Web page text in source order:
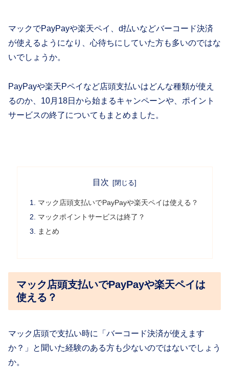
マックでPayPayや楽天ペイ、d払いなどバーコード決済
が使えるようになり、心待ちにしていた方も多いのではな
いでしょうか。
PayPayや楽天Pペイなど店頭支払いはどんな種類が使え
るのか、10月18日から始まるキャンペーンや、ポイント
サービスの終了についてもまとめました。
目次
マック店頭支払いでPayPayや楽天ペイは使える？
マックポイントサービスは終了？
まとめ
マック店頭支払いでPayPayや楽天ペイは
使える？
マック店頭で支払い時に「バーコード決済が使えます
か？」と聞いた経験のある方も少ないのではないでしょう
か。